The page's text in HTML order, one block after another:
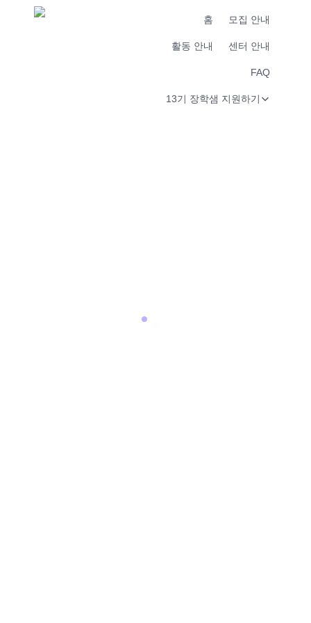
홈 모집 안내
활동 안내 센터 안내
FAQ
13기 장학샘 지원하기